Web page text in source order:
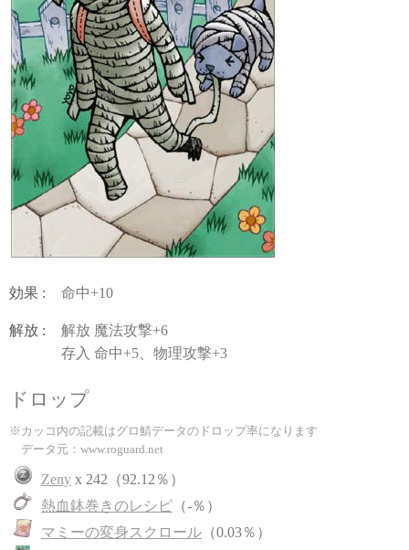
効果 : 命中+10
解放 :
解放 魔法攻撃+6
存入 命中+5、物理攻撃+3
ドロップ
※カッコ内の記載はグロ鯖データのドロップ率になります
データ元：www.roguard.net
Zeny x 242（92.12％）
熱血鉢巻きのレシピ （-％）
マミーの変身スクロール （0.03％）